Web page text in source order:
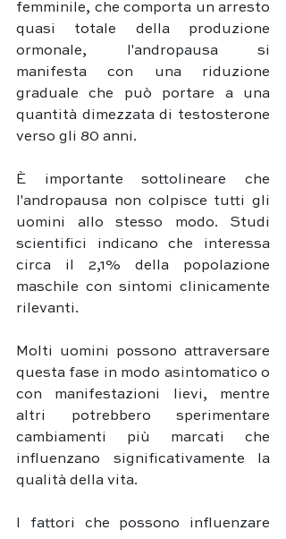
femminile, che comporta un arresto
quasi totale della produzione
ormonale, l'andropausa si
manifesta con una riduzione
graduale che può portare a una
quantità dimezzata di testosterone
verso gli 80 anni.
È importante sottolineare che
l'andropausa non colpisce tutti gli
uomini allo stesso modo. Studi
scientifici indicano che interessa
circa il 2,1% della popolazione
maschile con sintomi clinicamente
rilevanti.
Molti uomini possono attraversare
questa fase in modo asintomatico o
con manifestazioni lievi, mentre
altri potrebbero sperimentare
cambiamenti più marcati che
influenzano significativamente la
qualità della vita.
I fattori che possono influenzare